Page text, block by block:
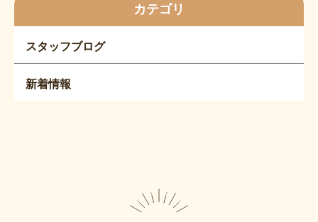
カテゴリ
スタッフブログ
新着情報